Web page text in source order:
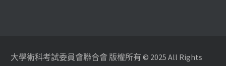
大學術科考試委員會聯合會 版權所有 © 2025 All Rights